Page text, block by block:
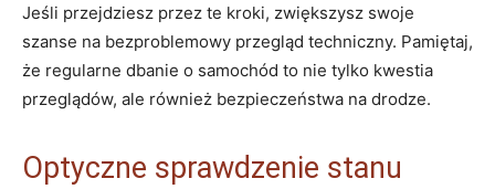
Jeśli przejdziesz przez te kroki, zwiększysz swoje
szanse na bezproblemowy przegląd techniczny. Pamiętaj,
że regularne dbanie o samochód to nie tylko kwestia
przeglądów, ale również bezpieczeństwa na drodze.
Optyczne sprawdzenie stanu